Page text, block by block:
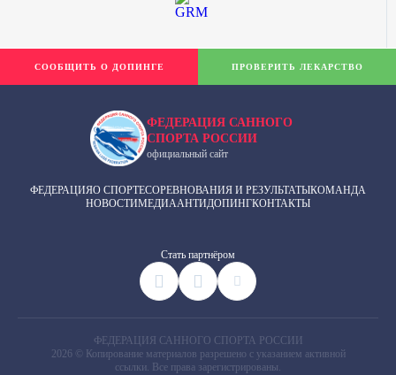
ФЕДЕРАЦИЯ САННОГО
СПОРТА РОССИИ
официальный сайт
ФЕДЕРАЦИЯО СПОРТЕСОРЕВНОВАНИЯ И РЕЗУЛЬТАТЫКОМАНДА
НОВОСТИМЕДИААНТИДОПИНГКОНТАКТЫ
Cтать партнёром
СООБЩИТЬ О ДОПИНГЕ ПРОВЕРИТЬ ЛЕКАРСТВО
ФЕДЕРАЦИЯ САННОГО СПОРТА РОССИИ
2026 © Копирование материалов разрешено с указанием активной
ссылки. Все права зарегистрированы.